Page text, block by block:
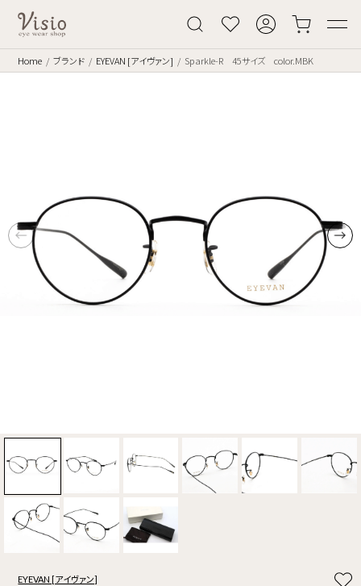
Home ブランド EYEVAN [アイヴァン] Sparkle-R 45サイズ color.MBK
EYEVAN [アイヴァン]